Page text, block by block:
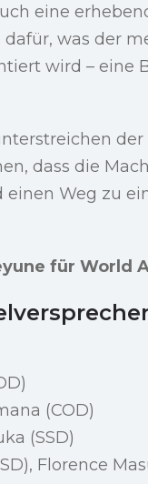
eine
dafür, was der
wird – eine
dass die
einen Weg zu
für World
(COD)
(SSD)
Florence